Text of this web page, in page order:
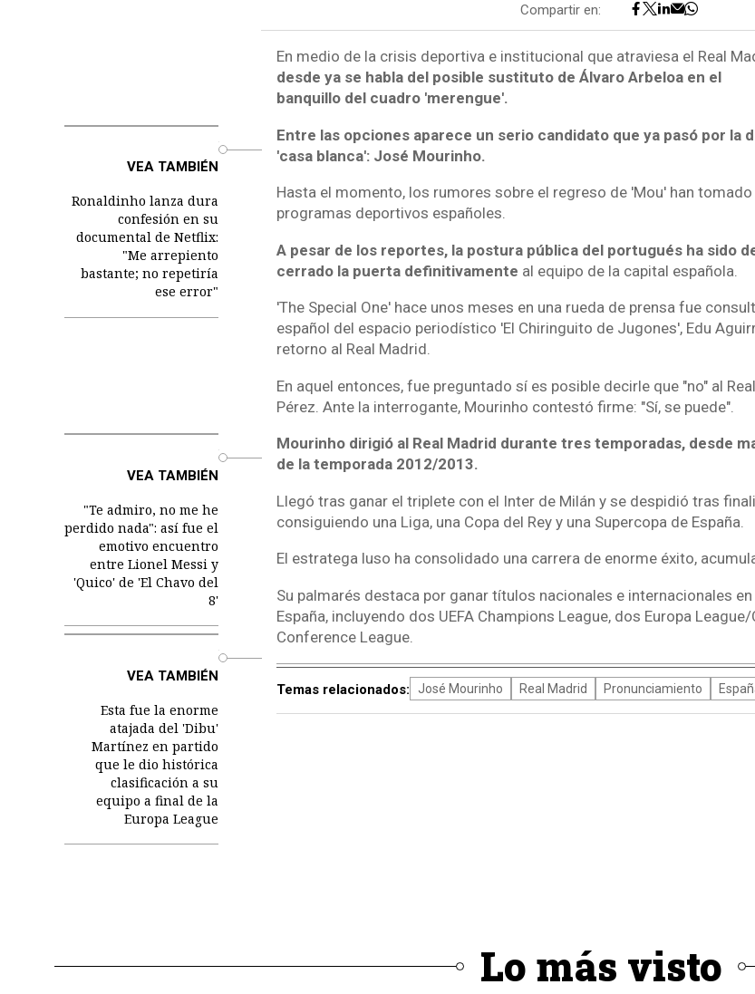
Compartir en:
En medio de la crisis deportiva e institucional que atraviesa el Real
desde ya se habla del posible sustituto de Álvaro Arbeloa en el
banquillo del cuadro 'merengue'.
VEA TAMBIÉN
Ronaldinho lanza dura
confesión en su
documental de Netflix:
"Me arrepiento
bastante; no repetiría
ese error"
Entre las opciones aparece un serio candidato que ya pasó por la
'casa blanca': José Mourinho.
Hasta el momento, los rumores sobre el regreso de 'Mou' han
programas deportivos españoles.
A pesar de los reportes, la postura pública del portugués ha sido
cerrado la puerta definitivamente al equipo de la capital española.
'The Special One' hace unos meses en una rueda de prensa fue
español del espacio periodístico 'El Chiringuito de Jugones', Edu
retorno al Real Madrid.
En aquel entonces, fue preguntado sí es posible decirle que "no" al
Pérez. Ante la interrogante, Mourinho contestó firme: "Sí, se puede".
VEA TAMBIÉN
"Te admiro, no me he
perdido nada": así fue el
emotivo encuentro
entre Lionel Messi y
'Quico' de 'El Chavo del
8'
Mourinho dirigió al Real Madrid durante tres temporadas, desde
de la temporada 2012/2013.
Llegó tras ganar el triplete con el Inter de Milán y se despidió tras
consiguiendo una Liga, una Copa del Rey y una Supercopa de España.
VEA TAMBIÉN
Esta fue la enorme
atajada del 'Dibu'
Martínez en partido
que le dio histórica
clasificación a su
equipo a final de la
Europa League
El estratega luso ha consolidado una carrera de enorme éxito,
Su palmarés destaca por ganar títulos nacionales e internacionales
España, incluyendo dos UEFA Champions League, dos Europa League/
Conference League.
Temas relacionados: José Mourinho Real Madrid Pronunciamiento
Lo más visto